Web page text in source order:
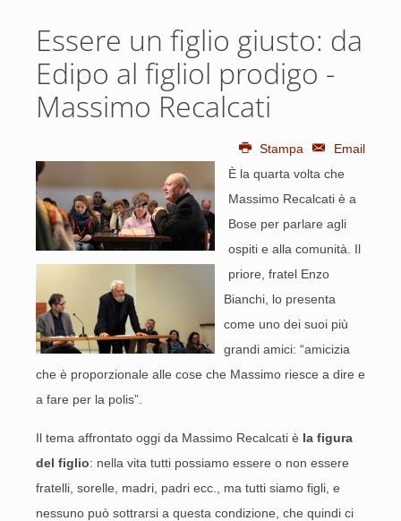
Essere un figlio giusto: da
Edipo al figliol prodigo -
Massimo Recalcati
Stampa
Email
È la quarta volta che
Massimo Recalcati è a
Bose per parlare agli
ospiti e alla comunità. Il
priore, fratel Enzo
Bianchi, lo presenta
come uno dei suoi più
grandi amici: “amicizia
che è proporzionale alle cose che Massimo riesce a dire e
a fare per la polis”.
Il tema affrontato oggi da Massimo Recalcati è la figura
del figlio: nella vita tutti possiamo essere o non essere
fratelli, sorelle, madri, padri ecc., ma tutti siamo figli, e
nessuno può sottrarsi a questa condizione, che quindi ci